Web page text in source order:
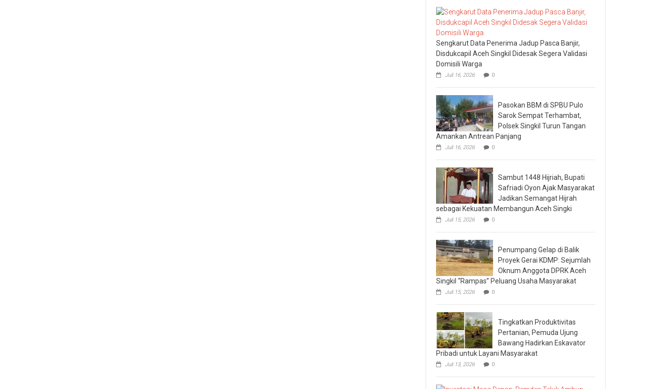
Sengkarut Data Penerima Jadup Pasca Banjir,
Disdukcapil Aceh Singkil Didesak Segera Validasi
Domisili Warga
Juli 16, 2026 0
Pasokan BBM di SPBU Pulo
Sarok Sempat Terhambat,
Polsek Singkil Turun Tangan
Amankan Antrean Panjang
Juli 16, 2026 0
Sambut 1448 Hijriah, Bupati
Safriadi Oyon Ajak Masyarakat
Jadikan Semangat Hijrah
sebagai Kekuatan Membangun Aceh Singki
Juli 15, 2026 0
Penumpang Gelap di Balik
Proyek Gerai KDMP: Sejumlah
Oknum Anggota DPRK Aceh
Singkil “Rampas” Peluang Usaha Masyarakat
Juli 15, 2026 0
Tingkatkan Produktivitas
Pertanian, Pemuda Ujung
Bawang Hadirkan Eskavator
Pribadi untuk Layani Masyarakat
Juli 13, 2026 0